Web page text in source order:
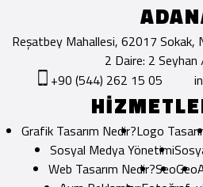
Reşatbey Mahallesi, 62017 Sokak,
2 Daire: 2
+90 (544) 262 15 05
Grafik Tasarım Nedir?Logo
Sosyal Medya Yönetimi
Web Tasarım Nedir?SeoGeo